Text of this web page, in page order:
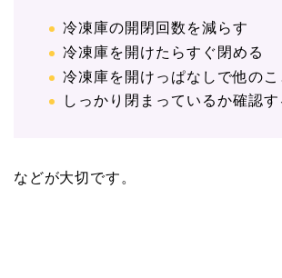
冷凍庫の開閉回数を減らす
冷凍庫を開けたらすぐ閉める
冷凍庫を開けっぱなしで他の
しっかり閉まっているか確認す
などが大切です。